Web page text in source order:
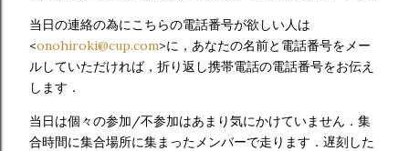
当日の連絡の為にこちらの電話番号が欲しい人は
<onohiroki@cup.com>に，あなたの名前と電話番号をメー
ルしていただければ，折り返し携帯電話の電話番号をお伝え
します．
当日は個々の参加/不参加はあまり気にかけていません．集
合時間に集合場所に集まったメンバーで走ります．遅刻した